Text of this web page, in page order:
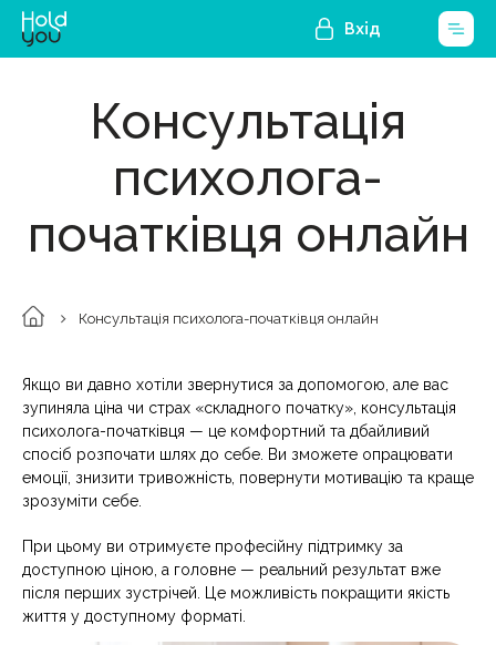
Вхід
Консультація
психолога-
початківця онлайн
Консультація психолога-початківця онлайн
Якщо ви давно хотіли звернутися за допомогою, але вас
зупиняла ціна чи страх «складного початку», консультація
психолога-початківця — це комфортний та дбайливий
спосіб розпочати шлях до себе. Ви зможете опрацювати
емоції, знизити тривожність, повернути мотивацію та краще
зрозуміти себе.
При цьому ви отримуєте професійну підтримку за
доступною ціною, а головне — реальний результат вже
після перших зустрічей. Це можливість покращити якість
життя у доступному форматі.